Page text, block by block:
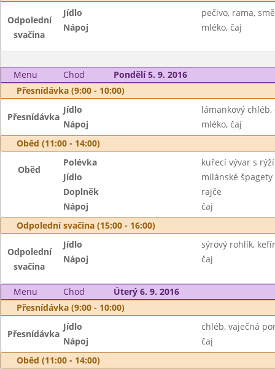
Odpolední
svačina
Jídlo
pečivo, rama,
Nápoj
mléko, čaj
Menu Chod
Pondělí 5. 9. 2016
Přesnídávka (9:00 - 10:00)
Přesnídávka
Jídlo
lámankový
Nápoj
mléko, čaj
Oběd (11:00 - 14:00)
Oběd
Polévka
kuřecí vývar s rýží
Jídlo
milánské
Doplněk
rajče
Nápoj
čaj
Odpolední svačina (15:00 - 16:00)
Odpolední
svačina
Jídlo
sýrový rohlík,
Nápoj
čaj
Menu Chod
Úterý 6. 9. 2016
Přesnídávka (9:00 - 10:00)
Přesnídávka
Jídlo
chléb, vaječná
Nápoj
čaj
Oběd (11:00 - 14:00)